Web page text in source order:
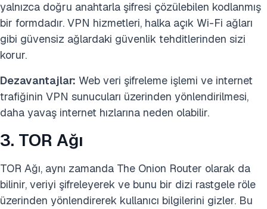
yalnızca doğru anahtarla şifresi çözülebilen kodlanmış
bir formdadır. VPN hizmetleri, halka açık Wi-Fi ağları
gibi güvensiz ağlardaki güvenlik tehditlerinden sizi
korur.
Dezavantajlar: Web veri şifreleme işlemi ve internet
trafiğinin VPN sunucuları üzerinden yönlendirilmesi,
daha yavaş internet hızlarına neden olabilir.
3. TOR Ağı
TOR Ağı, aynı zamanda The Onion Router olarak da
bilinir, veriyi şifreleyerek ve bunu bir dizi rastgele röle
üzerinden yönlendirerek kullanıcı bilgilerini gizler. Bu